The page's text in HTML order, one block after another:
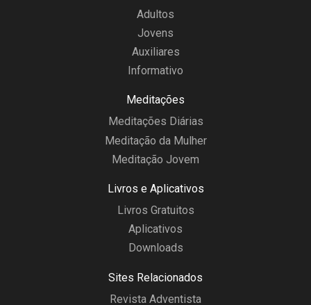
Adultos
Jovens
Auxiliares
Informativo
Meditações
Meditações Diárias
Meditação da Mulher
Meditação Jovem
Livros e Aplicativos
Livros Gratuitos
Aplicativos
Downloads
Sites Relacionados
Revista Adventista